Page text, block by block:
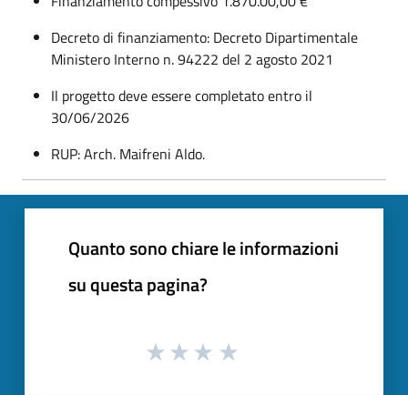
Decreto di finanziamento: Decreto Dipartimentale
Ministero Interno n. 94222 del 2 agosto 2021
Il progetto deve essere completato entro il
30/06/2026
RUP: Arch. Maifreni Aldo.
Quanto sono chiare le informazioni
su questa pagina?